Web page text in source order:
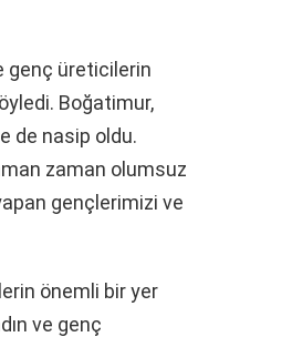
genç üreticilerin
Boğatimur,
de nasip oldu.
zaman olumsuz
gençlerimizi ve
önemli bir yer
ve genç